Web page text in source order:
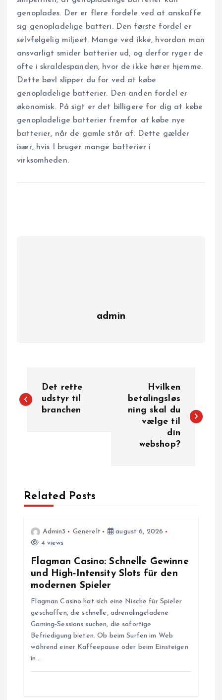
genoplades. Der er flere fordele ved at anskaffe
sig genopladelige batteri. Den første fordel er
selvfølgelig miljøet. Mange ved ikke, hvordan man
ansvarligt smider batterier ud, og derfor ryger de
ofte i skraldespanden, hvor de ikke hører hjemme.
Dette bøvl slipper du for ved at købe
genopladelige batterier. Den anden fordel er
økonomisk. På sigt er det billigere for dig at købe
genopladelige batterier fremfor at købe nye
batterier, når de gamle står af. Dette gælder
især, hvis I bruger mange batterier i
virksomheden.
admin
n
g
Det rette
udstyr til
branchen
Hvilken
betalingsløs
ning skal du
vælge til
din
webshop?
Related Posts
Admin3 Generelt
august 6, 2026
4 views
Flagman Casino: Schnelle Gewinne
und High‑Intensity Slots für den
modernen Spieler
Flagman Casino hat sich eine Nische für Spieler
geschaffen, die schnelle, adrenalingeladene
Gaming‑Sessions suchen, die sofortige
Befriedigung bieten. Ob beim Surfen im Web
während einer Kaffeepause oder beim Einsteigen
in…